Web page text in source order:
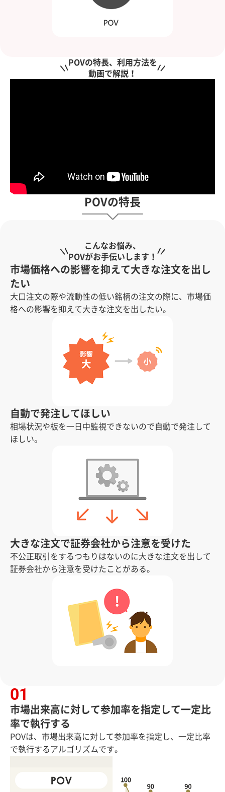
POVの特長、利用方法を
動画で解説！
POVの特長
こんなお悩み、
POVがお手伝いします！
市場価格への影響を抑えて大きな注文を出し
たい
大口注文の際や流動性の低い銘柄の注文の際に、市場価
格への影響を抑えて大きな注文を出したい。
自動で発注してほしい
相場状況や板を一日中監視できないので自動で発注して
ほしい。
大きな注文で証券会社から注意を受けた
不公正取引をするつもりはないのに大きな注文を出して
証券会社から注意を受けたことがある。
市場出来高に対して参加率を指定して一定比
率で執行する
POVは、市場出来高に対して参加率を指定し、一定比率
で執行するアルゴリズムです。